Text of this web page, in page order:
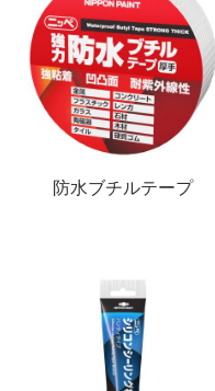
用語集
お問い合わせ
SDGsについて SDGs
SDGsへの取り組み
個人情報について
オンラインショップ
防水ブチルテープ
家具・電化製品
木部
鉄部
ホビー・工作
木部
その他
コンクリート基礎
門扉・手すり・ド
木部
鉄部
アルミ
床・ベランダ・屋上
ガーデン
素焼鉢
プラスチック製品
木製品
かわら屋根
コンクリート床・ ア
外壁・塀
スプレー
ホビー・工作
WOOD LOVE
STYLE
ペンキュア
ローズガーデン カラ